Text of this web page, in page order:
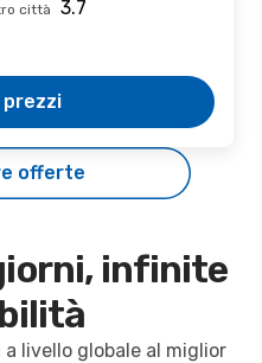
città
offerte
infinite
livello globale al miglior